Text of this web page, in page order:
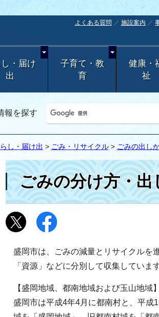
よくある質問 施設案内
・届け
出
子育て・教
育
健康・
祉
報を探す
し・届け出 > ごみ・リサイクル> ごみの出し
ごみの分け方・出
盛岡市は、ごみの減量とリサイクルを
「資源」などに分別して収集しています
【盛岡地域、都南地域および玉山地域】
盛岡市は平成4年4月に都南村と、平成